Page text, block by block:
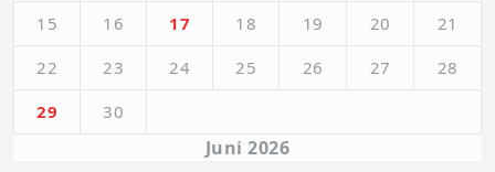
Juni 2026
15
16 17 18 19 20
21
22
23 24 25 26 27
28
29
30